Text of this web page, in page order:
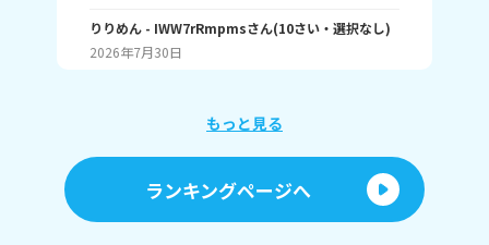
す！ 最後まで見てくれてありがとう！ ではバイバ
イ！
りりめん - IWW7rRmpmsさん(10さい・ 選択なし)
2026年7月30日
もっと見る
ランキングページへ